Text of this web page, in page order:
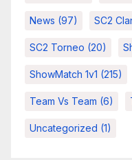
News (97) SC2
SC2 Torneo (20)
ShowMatch 1v1 (215)
Team Vs Team (6)
Uncategorized (1)